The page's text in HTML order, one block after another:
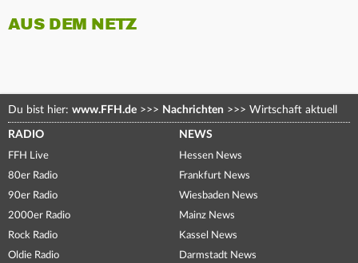
AUS DEM NETZ
Du bist hier: www.FFH.de >>> Nachrichten >>> Wirtschaft aktuell
RADIO
FFH Live
80er Radio
90er Radio
2000er Radio
Rock Radio
Oldie Radio
NEWS
Hessen News
Frankfurt News
Wiesbaden News
Mainz News
Kassel News
Darmstadt News